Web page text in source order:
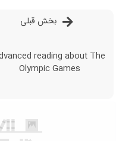
بخش قبلی
reading about The
Olympic Games